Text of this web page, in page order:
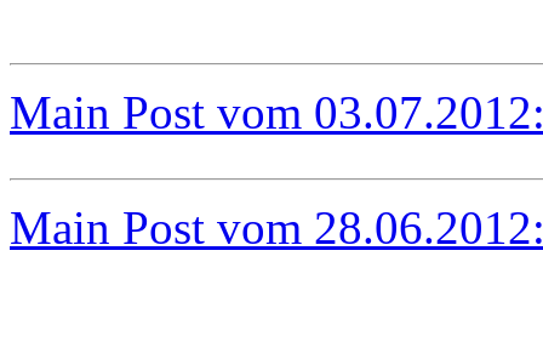
Main Post vom
Main Post vom